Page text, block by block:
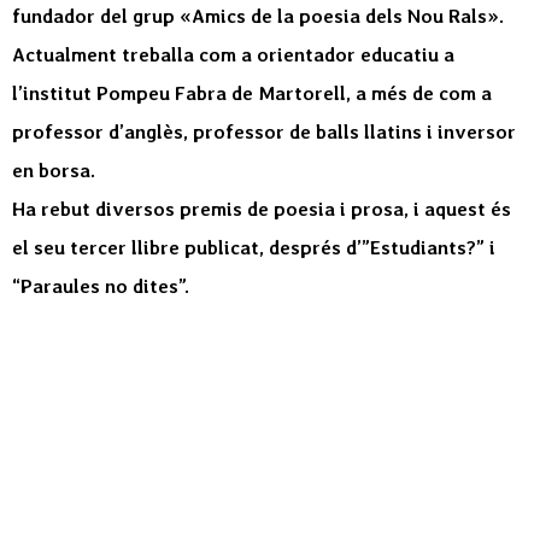
fundador del grup «Amics de la poesia dels Nou Rals».
Actualment treballa com a orientador educatiu a
l’institut Pompeu Fabra de Martorell, a més de com a
professor d’anglès, professor de balls llatins i inversor
en borsa.
Ha rebut diversos premis de poesia i prosa, i aquest és
el seu tercer llibre publicat, després d’”Estudiants?” i
“Paraules no dites”.